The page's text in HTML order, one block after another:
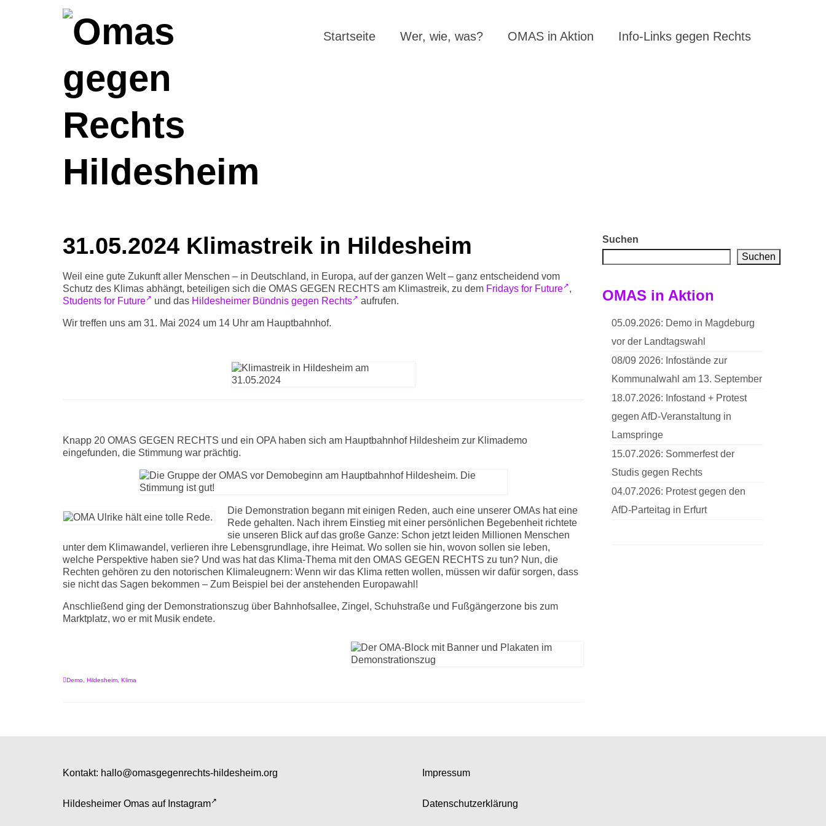
Startseite Wer, wie, was? OMAS in Aktion Info-Links gegen Rechts
31.05.2024 Klimastreik in Hildesheim
Weil eine gute Zukunft aller Menschen – in Deutschland, in Europa, auf der ganzen Welt – ganz entscheidend vom
Schutz des Klimas abhängt, beteiligen sich die OMAS GEGEN RECHTS am Klimastreik, zu dem Fridays for Future
,
Students for Future
und das Hildesheimer Bündnis gegen Rechts aufrufen.
Wir treffen uns am 31. Mai 2024 um 14 Uhr am Hauptbahnhof.
Knapp 20 OMAS GEGEN RECHTS und ein OPA haben sich am Hauptbahnhof Hildesheim zur Klimademo
eingefunden, die Stimmung war prächtig.
Die Demonstration begann mit einigen Reden, auch eine unserer OMAs hat eine
Rede gehalten. Nach ihrem Einstieg mit einer persönlichen Begebenheit richtete
sie unseren Blick auf das große Ganze: Schon jetzt leiden Millionen Menschen
unter dem Klimawandel, verlieren ihre Lebensgrundlage, ihre Heimat. Wo sollen sie hin, wovon sollen sie leben,
welche Perspektive haben sie? Und was hat das Klima-Thema mit den OMAS GEGEN RECHTS zu tun? Nun, die
Rechten gehören zu den notorischen Klimaleugnern: Wenn wir das Klima retten wollen, müssen wir dafür sorgen, dass
sie nicht das Sagen bekommen – Zum Beispiel bei der anstehenden Europawahl!
Anschließend ging der Demonstrationszug über Bahnhofsallee, Zingel, Schuhstraße und Fußgängerzone bis zum
Marktplatz, wo er mit Musik endete.
Demo Hildesheim Klima
Suchen
Suchen
OMAS in Aktion
05.09.2026: Demo in Magdeburg
vor der Landtagswahl
08/09 2026: Infostände zur
Kommunalwahl am 13. September
18.07.2026: Infostand + Protest
gegen AfD-Veranstaltung in
Lamspringe
15.07.2026: Sommerfest der
Studis gegen Rechts
04.07.2026: Protest gegen den
AfD-Parteitag in Erfurt
Kontakt: hallo@omasgegenrechts-hildesheim.org
Hildesheimer Omas auf Instagram
Impressum
Datenschutzerklärung